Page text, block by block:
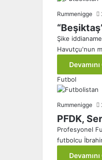
Rummenigge
Şike
Havutçu'nun
Futbol
Rummenigge
PFDK,
Profesyonel
futbolcu